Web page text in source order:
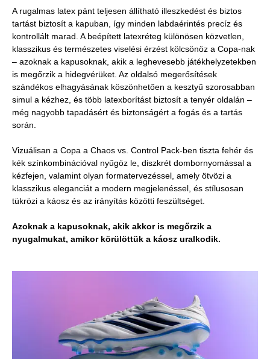
A rugalmas latex pánt teljesen állítható illeszkedést és biztos
tartást biztosít a kapuban, így minden labdaérintés precíz és
kontrollált marad. A beépített latexréteg különösen közvetlen,
klasszikus és természetes viselési érzést kölcsönöz a Copa-nak
– azoknak a kapusoknak, akik a leghevesebb játékhelyzetekben
is megőrzik a hidegvérüket. Az oldalsó megerősítések
szándékos elhagyásának köszönhetően a kesztyű szorosabban
simul a kézhez, és több latexborítást biztosít a tenyér oldalán –
még nagyobb tapadásért és biztonságért a fogás és a tartás
során.
Vizuálisan a Copa a Chaos vs. Control Pack-ben tiszta fehér és
kék színkombinációval nyűgöz le, diszkrét dombornyomással a
kézfejen, valamint olyan formatervezéssel, amely ötvözi a
klasszikus eleganciát a modern megjelenéssel, és stílusosan
tükrözi a káosz és az irányítás közötti feszültséget.
Azoknak a kapusoknak, akik akkor is megőrzik a
nyugalmukat, amikor körülöttük a káosz uralkodik.